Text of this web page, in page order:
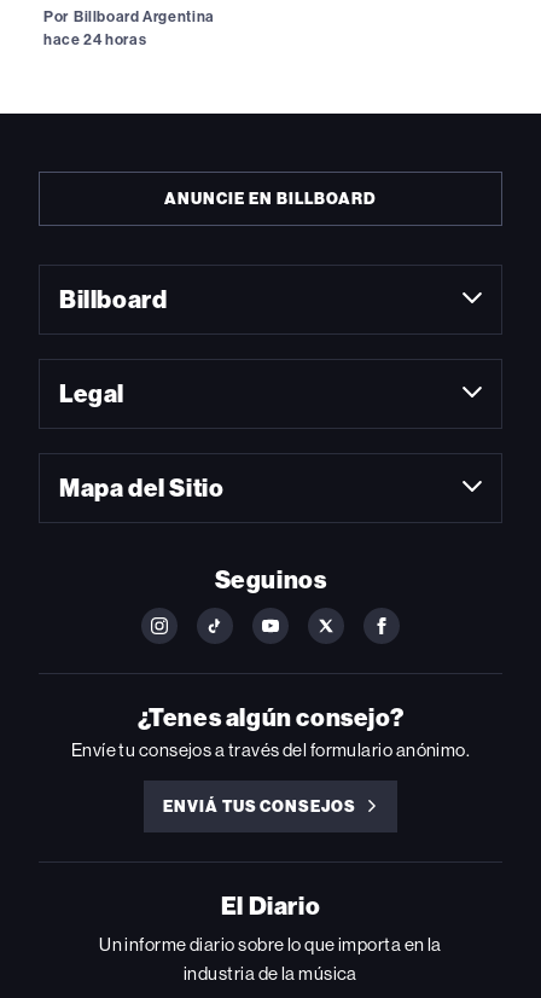
Por Billboard Argentina
hace 24 horas
ANUNCIE EN BILLBOARD
Billboard
Legal
Mapa del Sitio
Seguinos
FOLLOW
ON
INSTAGRAM
FOLLOW
ON
YOUTUBE
FOLLOW
ON
YOUTUBE
FOLLOW
ON
FOLLOW
ON
FACEBOOK
¿Tenes algún consejo?
Envíe tu consejos a través del formulario anónimo.
ENVIÁ TUS CONSEJOS
ENVIÁ
TUS
CONSEJOS
El Diario
Un informe diario sobre lo que importa en la
industria de la música